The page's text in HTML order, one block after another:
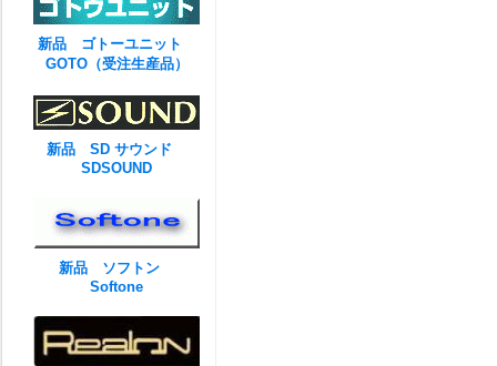
新品 ゴトーユニット
GOTO（受注生産品）
新品 SD サウンド
SDSOUND
新品 ソフトン
Softone